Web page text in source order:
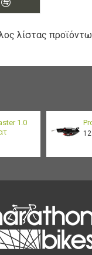
λίστας
1.0